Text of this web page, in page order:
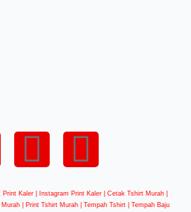
Print Kaler | Instagram Print Kaler | Cetak Tshirt Murah |
| Print Tshirt Murah | Tempah Tshirt | Tempah Baju